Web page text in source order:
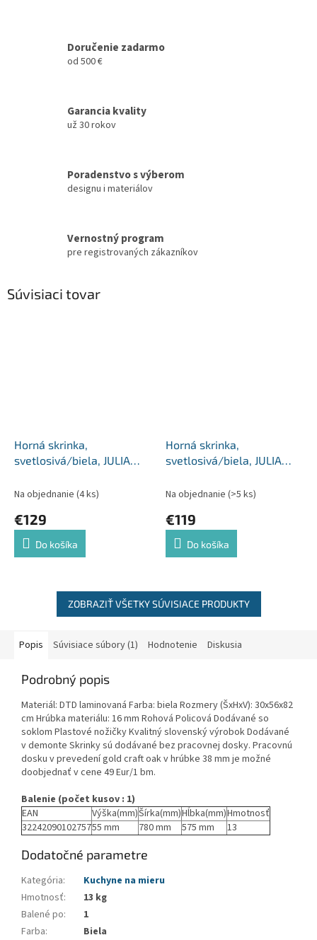
Doručenie zadarmo
od 500 €
Garancia kvality
už 30 rokov
Poradenstvo s výberom
designu i materiálov
Vernostný program
pre registrovaných zákazníkov
Súvisiaci tovar
Horná skrinka,
svetlosivá/biela, JULIA
Na objednanie (4 ks)
€129
Do košíka
Horná skrinka,
svetlosivá/biela, JULIA
Na objednanie (>5 ks)
€119
Do košíka
ZOBRAZIŤ VŠETKY SÚVISIACE PRODUKTY
Popis Súvisiace súbory (1) Hodnotenie Diskusia
Podrobný popis
Materiál: DTD laminovaná Farba: biela Rozmery (ŠxHxV): 30x56x82
cm Hrúbka materiálu: 16 mm Rohová Policová Dodávané so
soklom Plastové nožičky Kvalitný slovenský výrobok Dodávané
v demonte Skrinky sú dodávané bez pracovnej dosky. Pracovnú
dosku v prevedení gold craft oak v hrúbke 38 mm je možné
doobjednať v cene 49 Eur/1 bm.
Balenie (počet kusov : 1)
EAN
Výška(mm)Šírka(mm)Hĺbka(mm)Hmotnosť
3224209010275755 mm 780 mm 575 mm 13
Dodatočné parametre
Kategória:
Kuchyne na mieru
Hmotnosť:
13 kg
Balené po:
1
Farba:
Biela